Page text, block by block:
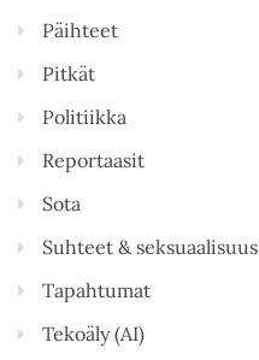
Päihteet
Pitkät
Politiikka
Reportaasit
Sota
Suhteet & seksuaalisuus
Tapahtumat
Tekoäly (AI)